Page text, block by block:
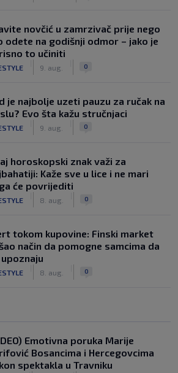
novčić u zamrzivač prije nego
odete na godišnji odmor – jako je
to učiniti
9. aug. 0
je najbolje uzeti pauzu za ručak na
Evo šta kažu stručnjaci
9. aug. 0
horoskopski znak važi za
Kaže sve u lice i ne mari
će povrijediti
8. aug. 0
tokom kupovine: Finski market
način da pomogne samcima da
8. aug. 0
Emotivna poruka Marije
Bosancima i Hercegovcima
spektakla u Travniku